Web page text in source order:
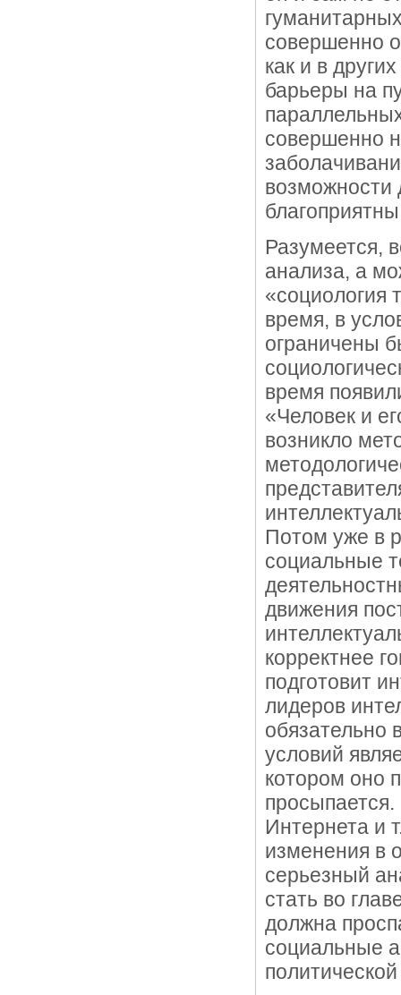
совершенно
как и в
барьеры на
совершенно
возможности
Разумеется,
анализа, а
«социология
время, в
ограничены
время
«Человек и
возникло
Потом уже в
социальные
движения
корректнее
подготовит
лидеров
обязательно
условий
котором оно
Интернета и
изменения в
серьезный
стать во
должна
социальные